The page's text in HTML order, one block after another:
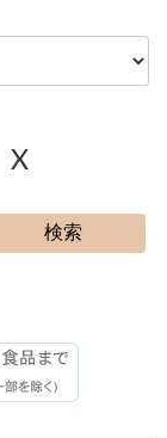
X
検索